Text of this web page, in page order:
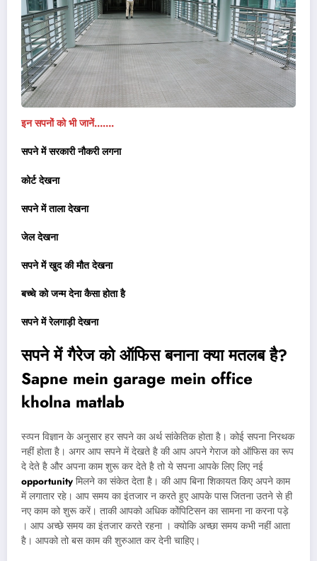
इन सपनों को भी जानें…….
सपने में सरकारी नौकरी लगना
कोर्ट देखना
सपने में ताला देखना
जेल देखना
सपने में खुद की मौत देखना
बच्चे को जन्म देना कैसा होता है
सपने में रेलगाड़ी देखना
सपने में गैरेज को ऑफिस बनाना क्या मतलब है?
Sapne mein garage mein office
kholna matlab
स्व्पन विज्ञान के अनुसार हर सपने का अर्थ सांकेतिक होता है। कोई सपना निरथक
नहीं होता है। अगर आप सपने में देखते है की आप अपने गेराज को ऑफिस का रूप
दे देते है और अपना काम शुरू कर देते है तो ये सपना आपके लिए लिए नई
opportunity मिलने का संकेत देता है। की आप बिना शिकायत किए अपने काम
में लगातार रहे। आप समय का इंतजार न करते हुए आपके पास जितना उतने से ही
नए काम को शुरू करें। ताकी आपको अधिक कोंपिटिसन का सामना ना करना पड़े
। आप अच्छे समय का इंतजार करते रहना । क्योकि अच्छा समय कभी नहीं आता
है। आपको तो बस काम की शुरुआत कर देनी चाहिए।